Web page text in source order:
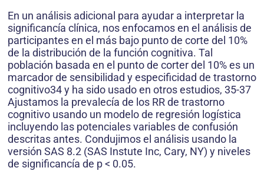
En un análisis adicional para ayudar a interpretar la
significancía clínica, nos enfocamos en el análisis de
participantes en el más bajo punto de corte del 10%
de la distribución de la función cognitiva. Tal
población basada en el punto de corter del 10% es un
marcador de sensibilidad y especificidad de trastorno
cognitivo34 y ha sido usado en otros estudios, 35-37
Ajustamos la prevalecía de los RR de trastorno
cognitivo usando un modelo de regresión logística
incluyendo las potenciales variables de confusión
descritas antes. Condujimos el análisis usando la
versión SAS 8.2 (SAS Instute Inc, Cary, NY) y niveles
de significancía de p < 0.05.